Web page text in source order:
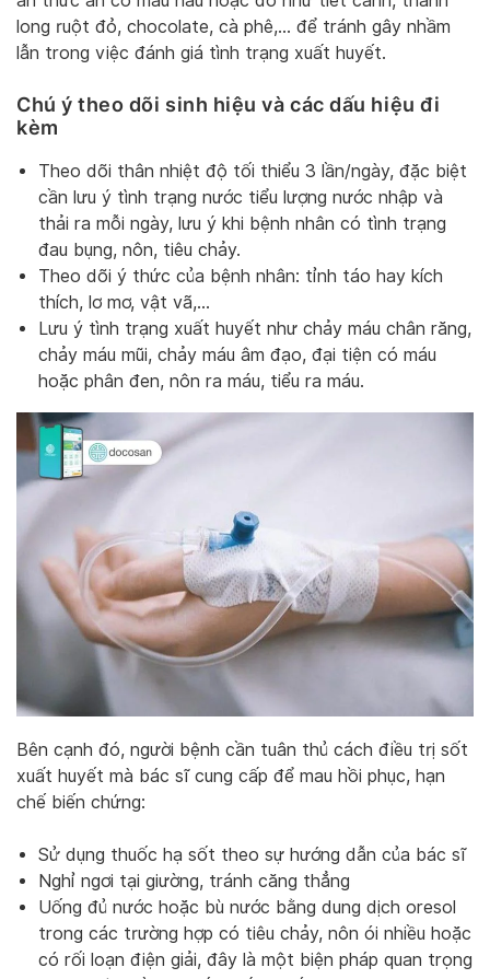
long ruột đỏ, chocolate, cà phê,… để tránh gây nhầm
lẫn trong việc đánh giá tình trạng xuất huyết.
Chú ý theo dõi sinh hiệu và các dấu hiệu đi
kèm
Theo dõi thân nhiệt độ tối thiểu 3 lần/ngày, đặc biệt
cần lưu ý tình trạng nước tiểu lượng nước nhập và
thải ra mỗi ngày, lưu ý khi bệnh nhân có tình trạng
đau bụng, nôn, tiêu chảy.
Theo dõi ý thức của bệnh nhân: tỉnh táo hay kích
thích, lơ mơ, vật vã,…
Lưu ý tình trạng xuất huyết như chảy máu chân răng,
chảy máu mũi, chảy máu âm đạo, đại tiện có máu
hoặc phân đen, nôn ra máu, tiểu ra máu.
Bên cạnh đó, người bệnh cần tuân thủ cách điều trị sốt
xuất huyết mà bác sĩ cung cấp để mau hồi phục, hạn
chế biến chứng:
Sử dụng thuốc hạ sốt theo sự hướng dẫn của bác sĩ
Nghỉ ngơi tại giường, tránh căng thẳng
Uống đủ nước hoặc bù nước bằng dung dịch oresol
trong các trường hợp có tiêu chảy, nôn ói nhiều hoặc
có rối loạn điện giải, đây là một biện pháp quan trọng